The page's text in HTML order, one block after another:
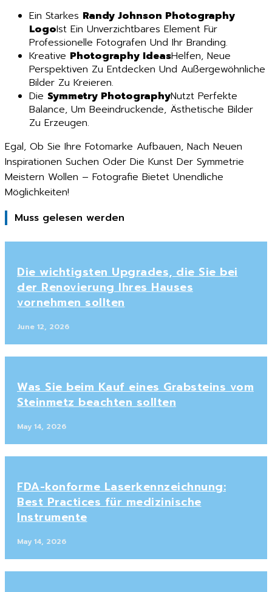
Ein Starkes Randy Johnson Photography
LogoIst Ein Unverzichtbares Element Für
Professionelle Fotografen Und Ihr Branding.
Kreative Photography IdeasHelfen, Neue
Perspektiven Zu Entdecken Und Außergewöhnliche
Bilder Zu Kreieren.
Die Symmetry PhotographyNutzt Perfekte
Balance, Um Beeindruckende, Ästhetische Bilder
Zu Erzeugen.
Egal, Ob Sie Ihre Fotomarke Aufbauen, Nach Neuen
Inspirationen Suchen Oder Die Kunst Der Symmetrie
Meistern Wollen – Fotografie Bietet Unendliche
Möglichkeiten!
Muss gelesen werden
Die wichtigsten Upgrades, die Sie bei
der Renovierung Ihres Hauses
vornehmen sollten
June 12, 2026
Was Sie beim Kauf eines Grabsteins vom
Steinmetz beachten sollten
May 14, 2026
FDA-konforme Laserkennzeichnung:
Best Practices für medizinische
Instrumente
May 14, 2026